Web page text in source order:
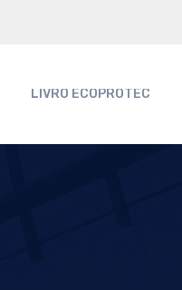
LIVRO ECOPROTEC